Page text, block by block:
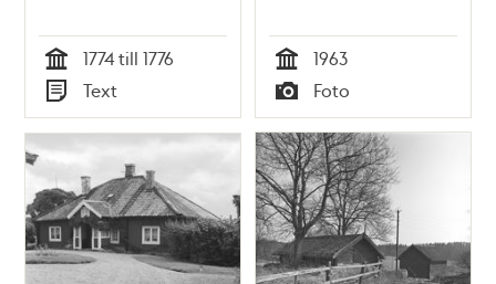
Tid
1774 till 1776
Typ
Text Tid
1963
Typ
Foto